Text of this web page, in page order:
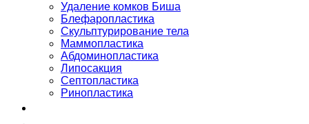
Удаление комков Биша
Блефаропластика
Скульптурирование тела
Маммопластика
Абдоминопластика
Липосакция
Септопластика
Ринопластика